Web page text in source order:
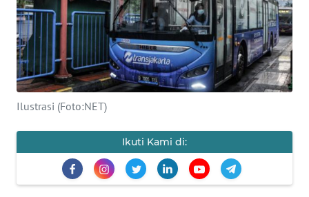
Ilustrasi (Foto:NET)
Ikuti Kami di:
INDEKS
BERITA
KONTAK
KAMI
KAMI